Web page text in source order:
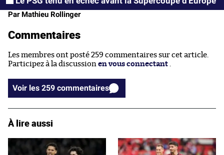
Par Mathieu Rollinger
Commentaires
Les membres ont posté 259 commentaires sur cet article.
Participez à la discussion en vous connectant .
Voir les 259 commentaires
À lire aussi